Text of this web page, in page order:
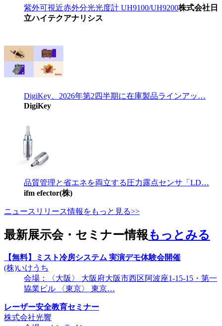
紫外可視近赤外分光光度計 UH9100/UH9200株式会社日
立ハイテクアナリシス
DigiKey、2026年第2四半期に在庫製品ラインアッ…
DigiKey
品質管理と省エネを両立する圧力露点センサ「LD…
ifm efector(株)
ニュースリリース情報をもっと見る>>
最新展示会・セミナー情報もっとみる
【無料】ミスト冷房システム 実演デモ体験会開催
(株)いけうち
会場：〈大阪〉 大阪府大阪市西区阿波座1-15-15・第一
協業ビル 〈東京〉 東京…
レーザー安全教育セミナー
株式会社光響